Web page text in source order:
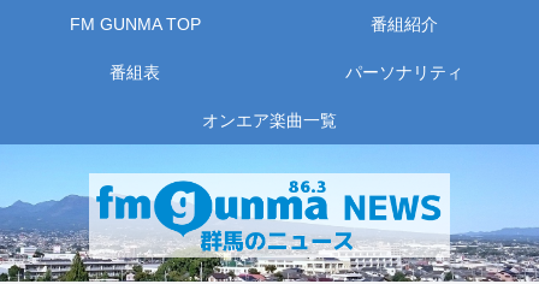
FM GUNMA TOP 番組紹介
番組表 パーソナリティ
オンエア楽曲一覧